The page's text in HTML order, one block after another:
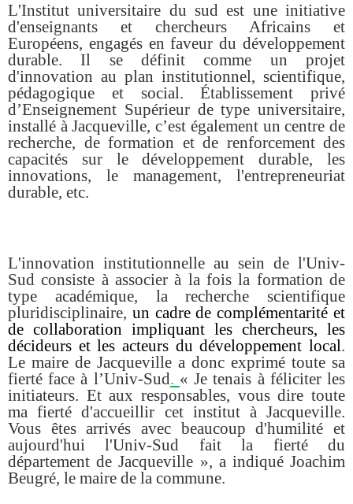
L'Institut universitaire du sud est une initiative
d'enseignants et chercheurs Africains et
Européens, engagés en faveur du développement
durable. Il se définit comme un projet
d'innovation au plan institutionnel, scientifique,
pédagogique et social. Établissement privé
d’Enseignement Supérieur de type universitaire,
installé à Jacqueville, c’est également un centre de
recherche, de formation et de renforcement des
capacités sur le développement durable, les
innovations, le management, l'entrepreneuriat
durable, etc.
L'innovation institutionnelle au sein de l'Univ-
Sud consiste à associer à la fois la formation de
type académique, la recherche scientifique
pluridisciplinaire, un cadre de complémentarité et
de collaboration impliquant les chercheurs, les
décideurs et les acteurs du développement local.
Le maire de Jacqueville a donc exprimé toute sa
fierté face à l’Univ-Sud. « Je tenais à féliciter les
initiateurs. Et aux responsables, vous dire toute
ma fierté d'accueillir cet institut à Jacqueville.
Vous êtes arrivés avec beaucoup d'humilité et
aujourd'hui l'Univ-Sud fait la fierté du
département de Jacqueville », a indiqué Joachim
Beugré, le maire de la commune.